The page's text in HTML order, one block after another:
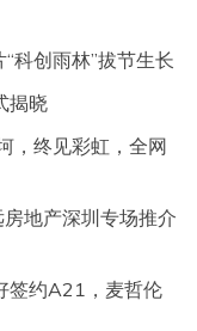
科创雨林”拔节生长
揭晓
，终见彩虹，全网
地产深圳专场推介
签约A21，麦哲伦